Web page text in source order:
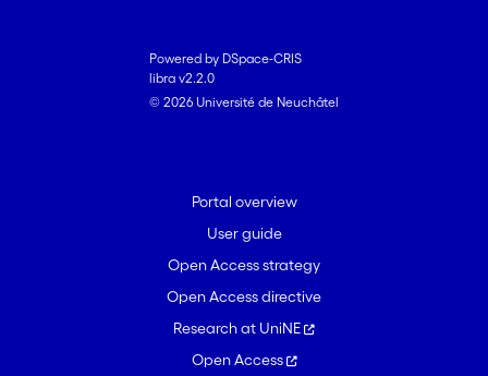
Powered by DSpace-CRIS
libra v2.2.0
© 2026 Université de Neuchâtel
Portal overview
User guide
Open Access strategy
Open Access directive
Research at UniNE
Open Access